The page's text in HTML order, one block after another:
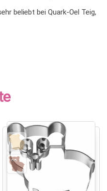
beliebt bei Quark-Oel Teig,